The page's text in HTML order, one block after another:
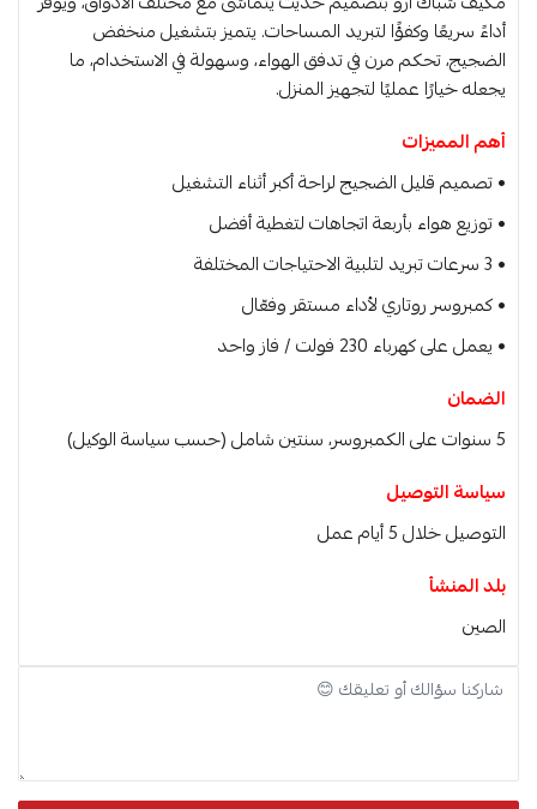
أداءً سريعًا وكفؤًا لتبريد المساحات. يتميز بتشغيل منخفض
الضجيج، تحكم مرن في تدفق الهواء، وسهولة في الاستخدام، ما
يجعله خيارًا عمليًا لتجهيز المنزل.
أهم المميزات
• تصميم قليل الضجيج لراحة أكبر أثناء التشغيل
• توزيع هواء بأربعة اتجاهات لتغطية أفضل
• 3 سرعات تبريد لتلبية الاحتياجات المختلفة
• كمبروسر روتاري لأداء مستقر وفعّال
• يعمل على كهرباء 230 فولت / فاز واحد
الضمان
5 سنوات على الكمبروسر، سنتين شامل (حسب سياسة الوكيل)
سياسة التوصيل
التوصيل خلال 5 أيام عمل
بلد المنشأ
الصين